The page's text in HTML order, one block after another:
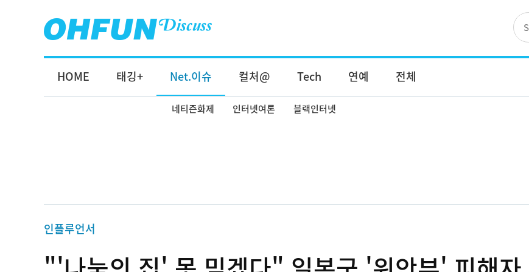
HOME 태깅+ Net.이슈
네티즌화제 인터넷여론 블랙인터넷
컬처@ Tech 연예 전체
인플루언서